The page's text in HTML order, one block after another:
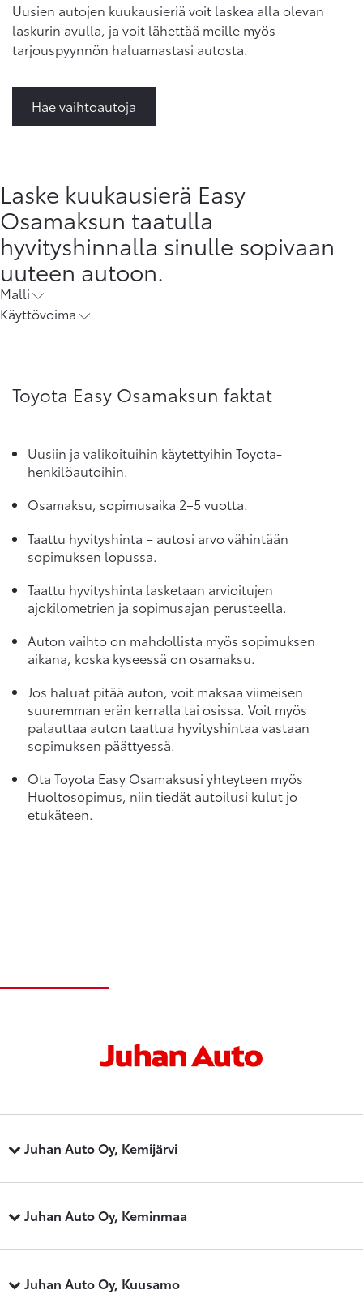
Uusien autojen kuukausieriä voit laskea alla olevan
laskurin avulla, ja voit lähettää meille myös
tarjouspyynnön haluamastasi autosta.
Hae vaihtoautoja
Laske kuukausierä Easy
Osamaksun taatulla
hyvityshinnalla sinulle sopivaan
uuteen autoon.
Malli
Käyttövoima
Toyota Easy Osamaksun faktat
Uusiin ja valikoituihin käytettyihin Toyota-
henkilöautoihin.
Osamaksu, sopimusaika 2–5 vuotta.
Taattu hyvityshinta = autosi arvo vähintään
sopimuksen lopussa.
Taattu hyvityshinta lasketaan arvioitujen
ajokilometrien ja sopimusajan perusteella.
Auton vaihto on mahdollista myös sopimuksen
aikana, koska kyseessä on osamaksu.
Jos haluat pitää auton, voit maksaa viimeisen
suuremman erän kerralla tai osissa. Voit myös
palauttaa auton taattua hyvityshintaa vastaan
sopimuksen päättyessä.
Ota Toyota Easy Osamaksusi yhteyteen myös
Huoltosopimus, niin tiedät autoilusi kulut jo
etukäteen.
Juhan Auto Oy, Kemijärvi
Juhan Auto Oy, Keminmaa
Juhan Auto Oy, Kuusamo